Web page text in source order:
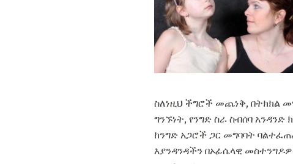
ስለነዚህ ችግሮች መጨነቅ, በትክክል
ግንኙነት, የንግድ ስራ ስብሰባ
ከንግድ አጋሮች ጋር መግባባት
እያንዳንዳችን በኦፊሴላዊ